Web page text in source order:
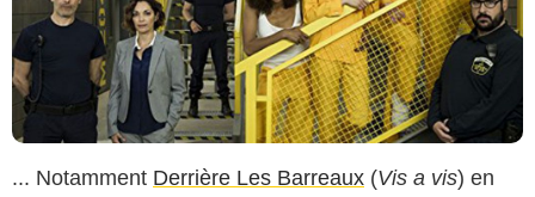
... Notamment Derrière Les Barreaux (Vis a vis) en